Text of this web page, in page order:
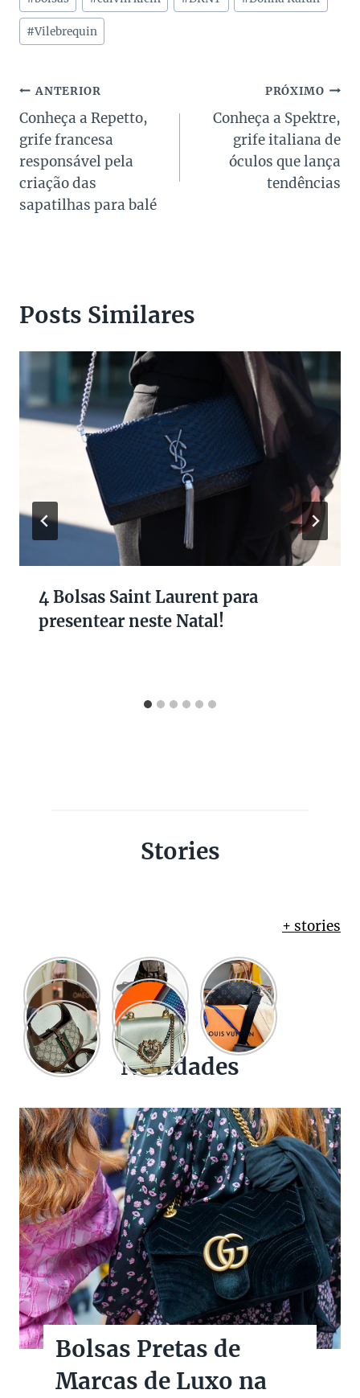
do
Post:
#Vilebrequin
Navegação
de
Post
ANTERIOR
Conheça a Repetto,
grife francesa
responsável pela
criação das
sapatilhas para balé
PRÓXIMO
Conheça a Spektre,
grife italiana de
óculos que lança
tendências
Posts Similares
4 Bolsas Saint Laurent para
presentear neste Natal!
Stories
+ stories
Novidades
Bolsas Pretas de
Marcas de Luxo na